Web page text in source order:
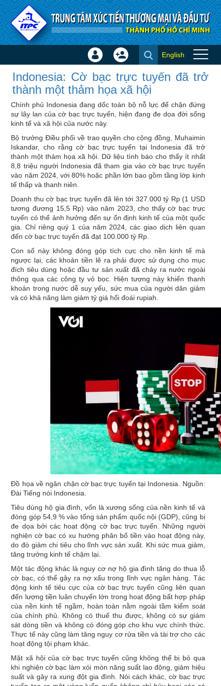
Truy cập nội dung luôn
Indonesia: Cờ bạc trực tuyến
đã trở thành một thảm họa xã
hội - Tin quốc tế
Đăng
Tạo
khoản
English
×
Indonesia: Cờ bạc trực tuyến đã trở
thành một thảm họa xã hội
Chính phủ Indonesia đang dốc toàn bộ nỗ lực để chặn đứng
sự lây lan của cờ bạc trực tuyến, hiện đang đe dọa đời sống
kinh tế và xã hội của nước này.
Bộ trưởng Điều phối về trao quyền cho cộng đồng, Muhaimin
Iskandar, cho rằng cờ bạc trực tuyến tại Indonesia đã trở
thành một thảm họa xã hội. Dữ liệu tình báo cho thấy ít nhất
8,8 triệu người Indonesia đã tham gia vào cờ bạc trực tuyến
vào năm 2024, với 80% hoặc phần lớn bao gồm tầng lớp kinh
tế thấp và thanh niên.
Doanh thu cờ bạc trực tuyến đã lên tới 327.000 tỷ Rp (1 USD
tương đương 15,5 Rp) vào năm 2023, cho thấy cờ bạc trực
tuyến có thể ảnh hưởng đến sự ổn định kinh tế của một quốc
gia. Chỉ riêng quý 1 của năm 2024, các giao dịch liên quan
đến cờ bạc trực tuyến đã đạt 100.000 tỷ Rp.
Con số này không đóng góp tích cực cho nền kinh tế mà
ngược lại, các khoản tiền lẽ ra phải được sử dụng cho mục
đích tiêu dùng hoặc đầu tư sản xuất đã chảy ra nước ngoài
thông qua các công ty vỏ bọc. Hiện tượng này khiến thanh
khoản trong nước dễ suy yếu, sức mua của người dân giảm
và có khả năng làm giảm tỷ giá hối đoái rupiah.
Đồ họa về ngăn chặn cờ bạc trực tuyến tại Indonesia. Nguồn:
Đài Tiếng nói Indonesia.
Tiêu dùng hộ gia đình, vốn là xương sống của nền kinh tế và
đóng góp 54,9 % vào tổng sản phẩm quốc nội (GDP), cũng bị
đe dọa bởi các hoạt động cờ bạc trực tuyến. Những người
nghiện cờ bạc có xu hướng phân bổ tiền vào hoạt động này,
do đó giảm chi tiêu cho lĩnh vực sản xuất. Khi sức mua giảm,
tăng trưởng kinh tế chậm lại.
Một tác động khác là nguy cơ nợ hộ gia đình tăng do thua lỗ
cờ bạc, có thể gây ra nợ xấu trong lĩnh vực ngân hàng. Tác
động kinh tế tiêu cực của cờ bạc trực tuyến cũng liên quan
đến lượng tiền luân chuyển lớn trong hoạt động bất hợp pháp
của nền kinh tế ngầm, hoàn toàn nằm ngoài tầm kiểm soát
của chính phủ. Không có thuế thu được, không có sự giám
sát dòng tiền và không có đóng góp cho khu vực chính thức.
Thực tế này cũng làm tăng nguy cơ rửa tiền và tài trợ cho các
hoạt động tội phạm khác.
Mặt xã hội của cờ bạc trực tuyến cũng không thể bị bỏ qua
khi nghiện cờ bạc làm xói mòn năng suất lao động, giảm hiệu
suất và gây ra xung đột gia đình. Nói cách khác, cờ bạc trực